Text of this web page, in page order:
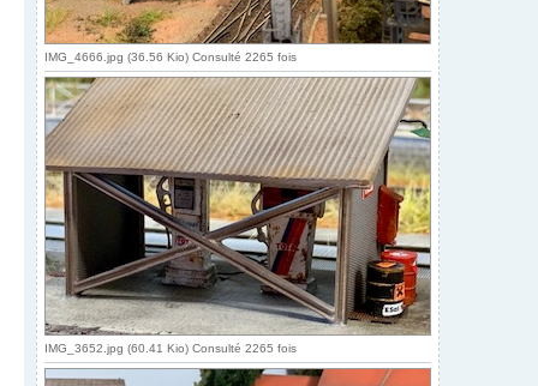
IMG_4666.jpg (36.56 Kio) Consulté 2265 fois
IMG_3652.jpg (60.41 Kio) Consulté 2265 fois